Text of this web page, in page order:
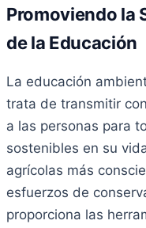
Promoviendo la
de la Educación
La educación
trata de transmitir
a las personas para
sostenibles en su
agrícolas más
esfuerzos de
proporciona las